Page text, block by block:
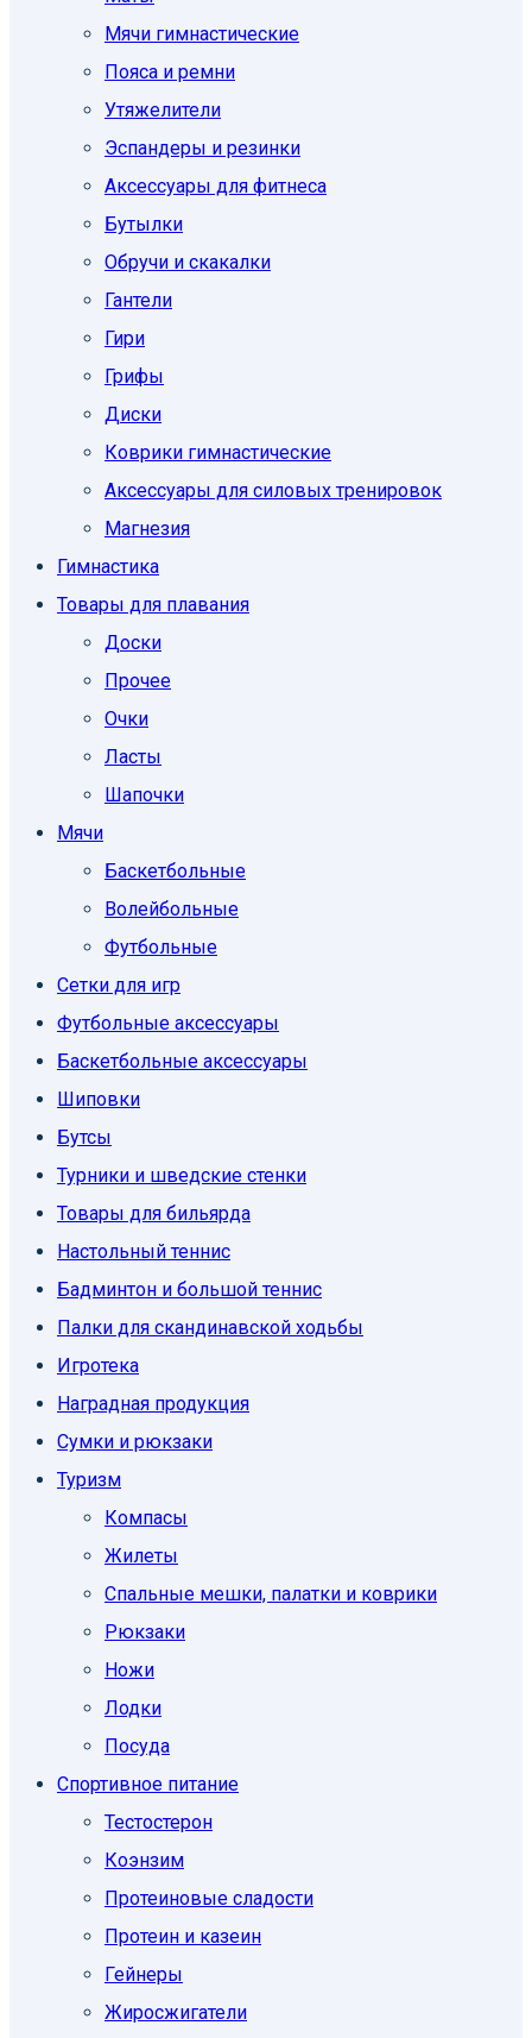
Мячи гимнастические
Пояса и ремни
Утяжелители
Эспандеры и резинки
Аксессуары для фитнеса
Бутылки
Обручи и скакалки
Гантели
Гири
Грифы
Диски
Коврики гимнастические
Аксессуары для силовых тренировок
Магнезия
Гимнастика
Товары для плавания
Доски
Прочее
Очки
Ласты
Шапочки
Мячи
Баскетбольные
Волейбольные
Футбольные
Сетки для игр
Футбольные аксессуары
Баскетбольные аксессуары
Шиповки
Бутсы
Турники и шведские стенки
Товары для бильярда
Настольный теннис
Бадминтон и большой теннис
Палки для скандинавской ходьбы
Игротека
Наградная продукция
Сумки и рюкзаки
Туризм
Компасы
Жилеты
Спальные мешки, палатки и коврики
Рюкзаки
Ножи
Лодки
Посуда
Спортивное питание
Тестостерон
Коэнзим
Протеиновые сладости
Протеин и казеин
Гейнеры
Жиросжигатели